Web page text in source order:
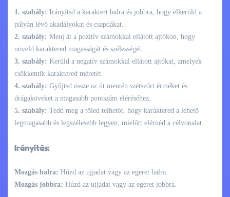
1. szabály: Irányítsd a karaktert balra és jobbra, hogy elkerüld a
pályán lévő akadályokat és csapdákat.
2. szabály: Menj át a pozitív számokkal ellátott ajtókon, hogy
növeld karaktered magasságát és szélességét.
3. szabály: Kerüld a negatív számokkal ellátott ajtókat, amelyek
csökkentik karaktered méretét.
4. szabály: Gyűjtsd össze az út mentén szétszórt érméket és
drágaköveket a magasabb pontszám eléréséhez.
5. szabály: Tedd meg a tőled telhetőt, hogy karaktered a lehető
legmagasabb és legszélesebb legyen, mielőtt elérnéd a célvonalat.
Irányítás:
Mozgás balra: Húzd az ujjadat vagy az egeret balra.
Mozgás jobbra: Húzd az ujjadat vagy az egeret jobbra.